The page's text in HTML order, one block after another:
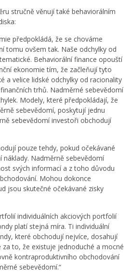
stručně věnují také behaviorálním
předpokládá, že se chováme
tomu ovšem tak. Naše odchylky od
Behaviorální finance opouští
ekonomie tím, že začleňují tyto
a velice lidské odchylky od racionality
trhů. Nadměrné sebevědomí
Modely, které předpokládají, že
sebevědomí, poskytují jednu
sebevědomí investoři obchodují
pouze tehdy, pokud očekávané
náklady. Nadměrně sebevědomí
svých informací a z toho důvodu
Mohou dokonce
jsou skutečné očekávané zisky
individuálních akciových portfolií
platí stejná míra. Ti individuální
které obchodují nejvíce, dosahují
to, že existuje jednoduché a mocné
kontraproduktivního obchodování
sebevědomí.“